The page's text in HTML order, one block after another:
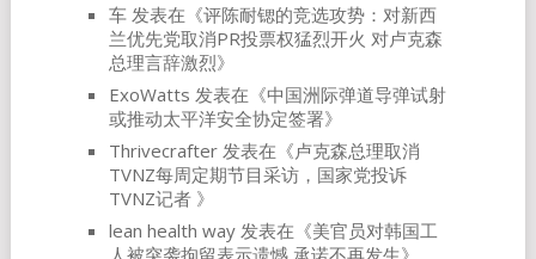
车发表在《评陈耐锶的竞选攻势：对新西
兰优先党取消PR投票权猛烈开火 对卢克森
总理言辞激烈》
ExoWatts 发表在《中国洲际弹道导弹试射
或推动太平洋安全协定签署》
Thrivecrafter发表在《卢克森总理取消
TVNZ每周定期节目采访，国家党投诉
TVNZ记者 》
lean health way发表在《美官员对韩国工
人被突袭拘留表示遗憾 承诺不再发生》